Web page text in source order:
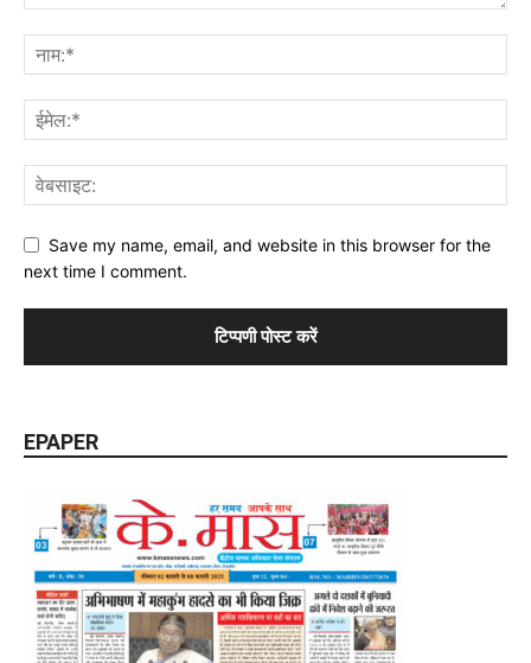
Save my name, email, and website in this browser for the
next time I comment.
EPAPER